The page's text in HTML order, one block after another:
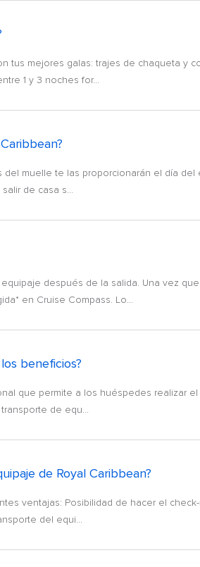
tus mejores galas: trajes de chaqueta y
1 y 3 noches for...
muelle te las proporcionarán el día del
de casa s...
después de la salida. Una vez
en Cruise Compass. Lo...
beneficios?
que permite a los huéspedes realizar
de equ...
de Royal Caribbean?
ventajas: Posibilidad de hacer el
del equi...